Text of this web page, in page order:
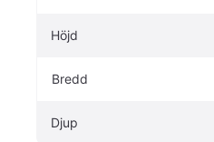
Höjd
Bredd
Djup